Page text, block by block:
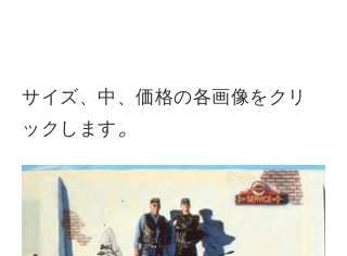
サイズ、中、価格の各画像をクリ
ックします 。